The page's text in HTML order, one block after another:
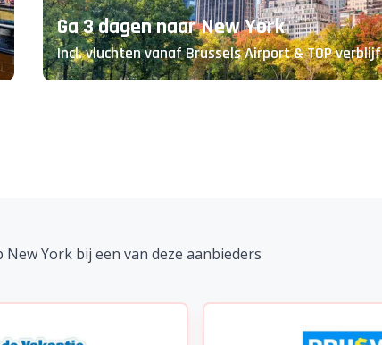
Ga 3 dagen naar New York
Incl. vluchten vanaf Brussels Airport & TOP verblijf
York bij een van deze aanbieders